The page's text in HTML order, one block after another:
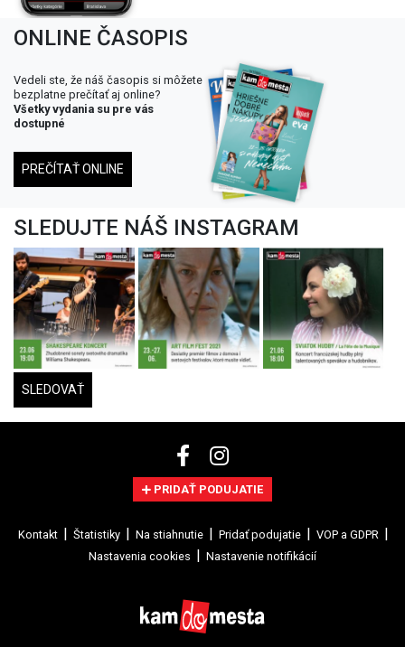
ONLINE ČASOPIS
Vedeli ste, že náš časopis si môžete
bezplatne prečítať aj online?
Všetky vydania su pre vás
dostupné
PREČÍTAŤ ONLINE
SLEDUJTE NÁŠ INSTAGRAM
SLEDOVAŤ
PRIDAŤ PODUJATIE
Kontakt Štatistiky Na stiahnutie Pridať podujatie
VOP a GDPR
Nastavenia cookies
Nastavenie notifikácií